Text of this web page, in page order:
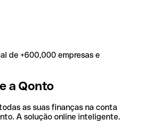
de +600,000 empresas e
a Qonto
as suas finanças na conta
A solução online inteligente.